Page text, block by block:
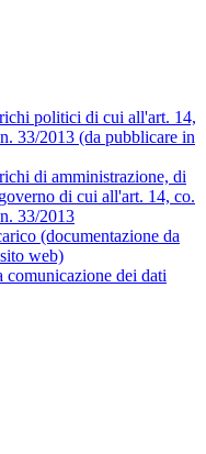
politici di cui all'art. 14,
33/2013 (da pubblicare in
di amministrazione, di
di cui all'art. 14, co.
33/2013
(documentazione da
web)
comunicazione dei dati